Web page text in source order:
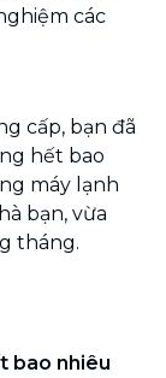
các
cấp, bạn đã
hết bao
máy lạnh
bạn, vừa
tháng.
bao nhiêu